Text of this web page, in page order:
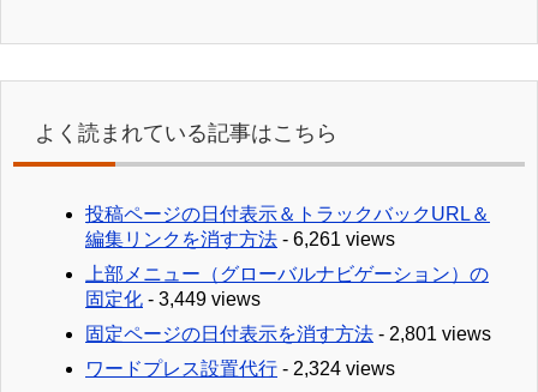
よく読まれている記事はこちら
投稿ページの日付表示＆トラックバックURL＆
編集リンクを消す方法 - 6,261 views
上部メニュー（グローバルナビゲーション）の
固定化 - 3,449 views
固定ページの日付表示を消す方法 - 2,801 views
ワードプレス設置代行 - 2,324 views